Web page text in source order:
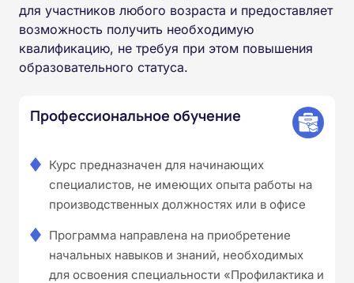
для участников любого возраста и предоставляет
возможность получить необходимую
квалификацию, не требуя при этом повышения
образовательного статуса.
Профессиональное обучение
Курс предназначен для начинающих
специалистов, не имеющих опыта работы на
производственных должностях или в офисе
Программа направлена на приобретение
начальных навыков и знаний, необходимых
для освоения специальности «Профилактика и